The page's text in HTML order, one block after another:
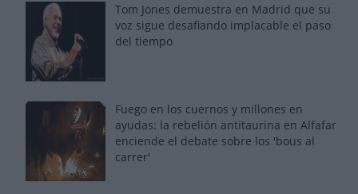
Tom Jones demuestra en Madrid que su
voz sigue desafiando implacable el paso
del tiempo
Fuego en los cuernos y millones en
ayudas: la rebelión antitaurina en Alfafar
enciende el debate sobre los 'bous al
carrer'